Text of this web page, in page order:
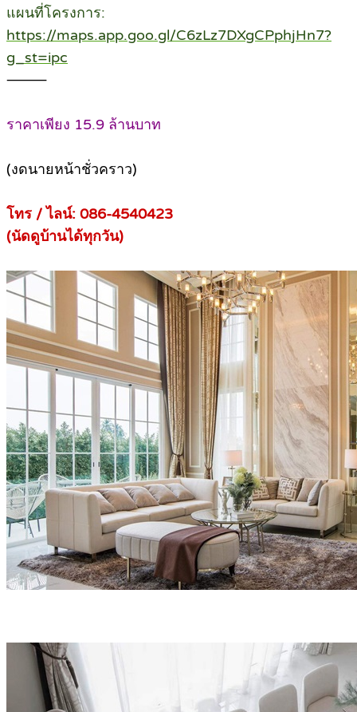
แผนที่โครงการ:
https://maps.app.goo.gl/C6zLz7DXgCPphjHn7?
g_st=ipc
⸻
ราคาเพียง 15.9 ล้านบาท
(งดนายหน้าชั่วคราว)
โทร / ไลน์: 086-4540423
(นัดดูบ้านได้ทุกวัน)